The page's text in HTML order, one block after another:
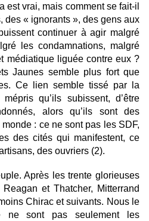
est vrai, mais comment se fait-il
des « ignorants », des gens aux
continuer à agir malgré
les condamnations, malgré
médiatique liguée contre eux ?
Jaunes semble plus fort que
Ce lien semble tissé par la
qu’ils subissent, d’être
alors qu’ils sont des
: ce ne sont pas les SDF,
des cités qui manifestent, ce
des ouvriers (2).
Après les trente glorieuses
et Thatcher, Mitterrand
Chirac et suivants. Nous le
ne sont pas seulement les